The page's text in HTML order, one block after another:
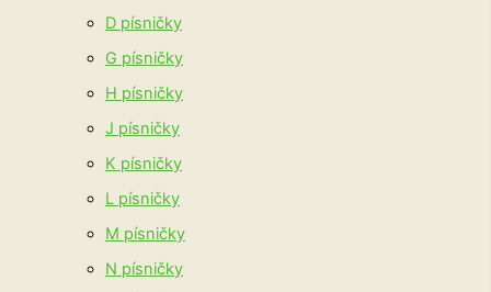
D písničky
G písničky
H písničky
J písničky
K písničky
L písničky
M písničky
N písničky